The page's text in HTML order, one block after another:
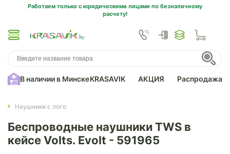
Работаем только с юридическими лицами по безналичному
расчету!
В наличии в МинскеKRASAVIK АКЦИЯ Распродажа
Наушники с лого
Беспроводные наушники TWS в
кейсе Volts. Evolt - 591965